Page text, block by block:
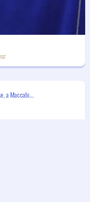
a Maccabi...